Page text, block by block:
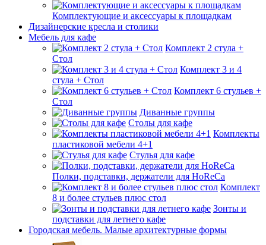
Комплектующие и аксессуары к площадкам
Дизайнерские кресла и столики
Мебель для кафе
Комплект 2 стула +
Стол
Комплект 3 и 4
стула + Стол
Комплект 6 стульев +
Стол
Диванные группы
Столы для кафе
Комплекты
пластиковой мебели 4+1
Стулья для кафе
Полки, подставки, держатели для HoReCa
Комплект
8 и более стульев плюс стол
Зонты и
подставки для летнего кафе
Городская мебель. Малые архитектурные формы